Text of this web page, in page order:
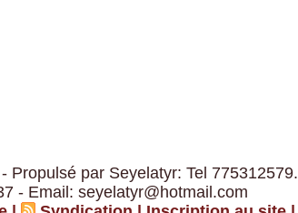
Propulsé par Seyelatyr: Tel 775312579.
- Email: seyelatyr@hotmail.com